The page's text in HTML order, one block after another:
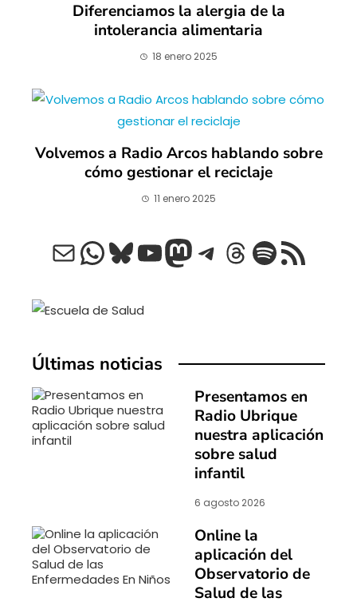
Diferenciamos la alergia de la
intolerancia alimentaria
18 enero 2025
Volvemos a Radio Arcos hablando sobre
cómo gestionar el reciclaje
11 enero 2025
Correo electrónico
WhatsApp
Bluesky
YouTube
Mastodon
Telegram
Threads
Spotify
Feed RSS
Últimas noticias
Presentamos en
Radio Ubrique
nuestra aplicación
sobre salud
infantil
6 agosto 2026
Online la
aplicación del
Observatorio de
Salud de las